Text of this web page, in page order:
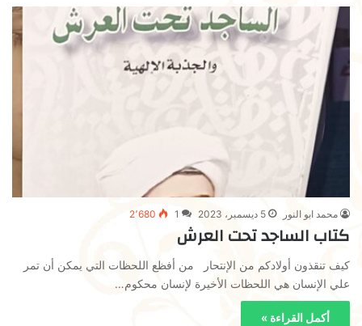
محمد ابو النور 5 ديسمبر، 2023 1 2٬680
كتاب الساجد تحت العرش
كيف تنقذون أولادكم من الإنتحار من أفظع اللحظات التي يمكن أن تمر
علي الإنسان هي اللحظات الأخيرة لإنسان محكوم…
أكمل القراءة »